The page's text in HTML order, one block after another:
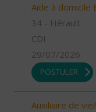
Aide à domicile
34 - Hérault
CDI
29/07/2026
POSTULER
Auxiliaire de